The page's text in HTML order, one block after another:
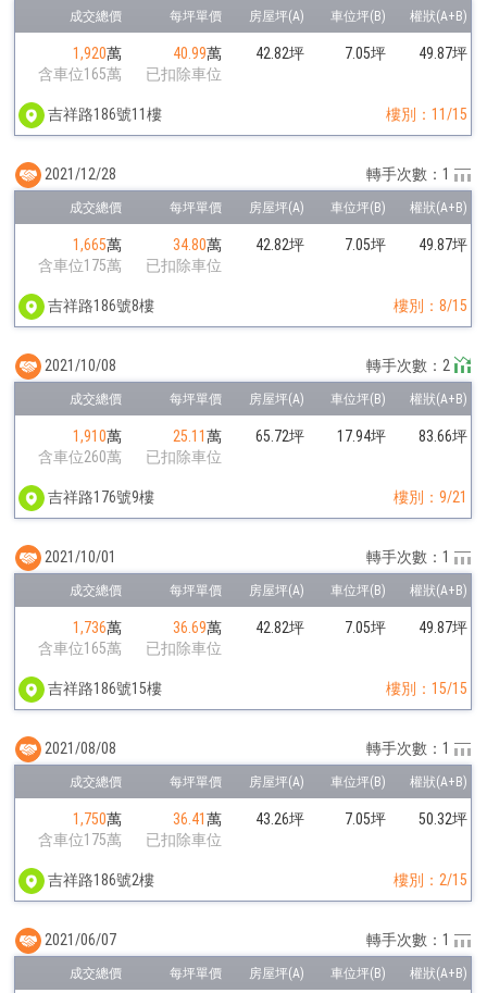
1,920萬
含車位165萬
40.99萬
已扣除車位
42.82坪 7.05坪 49.87坪
吉祥路186號11樓 樓別：11/15
1,665萬
含車位175萬
34.80萬
已扣除車位
42.82坪 7.05坪 49.87坪
吉祥路186號8樓 樓別：8/15
2021/12/28 轉手次數：1
1,910萬
含車位260萬
25.11萬
已扣除車位
65.72坪 17.94坪 83.66坪
吉祥路176號9樓 樓別：9/21
2021/10/08 轉手次數：2
1,736萬
含車位165萬
36.69萬
已扣除車位
42.82坪 7.05坪 49.87坪
吉祥路186號15樓 樓別：15/15
2021/10/01 轉手次數：1
1,750萬
含車位175萬
36.41萬
已扣除車位
43.26坪 7.05坪 50.32坪
吉祥路186號2樓 樓別：2/15
2021/08/08 轉手次數：1
2021/06/07 轉手次數：1